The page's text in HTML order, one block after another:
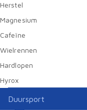
Herstel
Magnesium
Cafeïne
Wielrennen
Hardlopen
Hyrox
Duursport